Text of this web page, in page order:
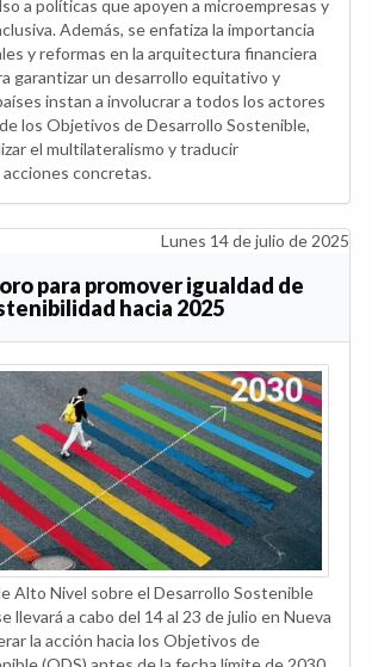
a políticas que apoyen a microempresas y
Además, se enfatiza la importancia
y reformas en la arquitectura financiera
garantizar un desarrollo equitativo y
instan a involucrar a todos los actores
los Objetivos de Desarrollo Sostenible,
el multilateralismo y traducir
concretas.
Lunes 14 de julio de 2025
para promover igualdad de
hacia 2025
Alto Nivel sobre el Desarrollo Sostenible
llevará a cabo del 14 al 23 de julio en Nueva
la acción hacia los Objetivos de